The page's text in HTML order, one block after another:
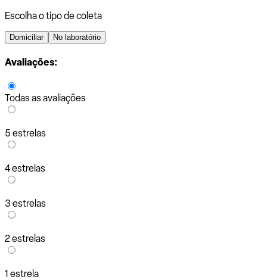
Escolha o tipo de coleta
Domiciliar No laboratório
Avaliações:
Todas as avaliações
5 estrelas
4 estrelas
3 estrelas
2 estrelas
1 estrela